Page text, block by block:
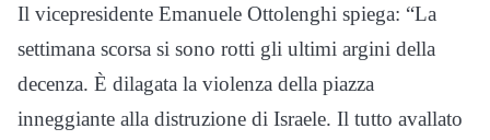
Il vicepresidente Emanuele Ottolenghi spiega: “La
settimana scorsa si sono rotti gli ultimi argini della
decenza. È dilagata la violenza della piazza
inneggiante alla distruzione di Israele. Il tutto avallato